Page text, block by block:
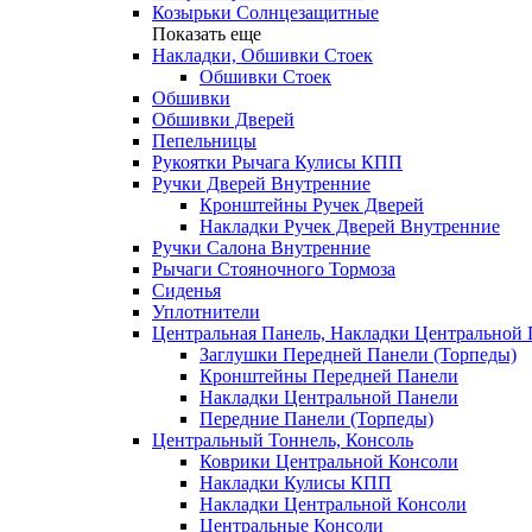
Козырьки Солнцезащитные
Показать еще
Накладки, Обшивки Стоек
Обшивки Стоек
Обшивки
Обшивки Дверей
Пепельницы
Рукоятки Рычага Кулисы КПП
Ручки Дверей Внутренние
Кронштейны Ручек Дверей
Накладки Ручек Дверей Внутренние
Ручки Салона Внутренние
Рычаги Стояночного Тормоза
Сиденья
Уплотнители
Центральная Панель, Накладки Центральной
Заглушки Передней Панели (Торпеды)
Кронштейны Передней Панели
Накладки Центральной Панели
Передние Панели (Торпеды)
Центральный Тоннель, Консоль
Коврики Центральной Консоли
Накладки Кулисы КПП
Накладки Центральной Консоли
Центральные Консоли